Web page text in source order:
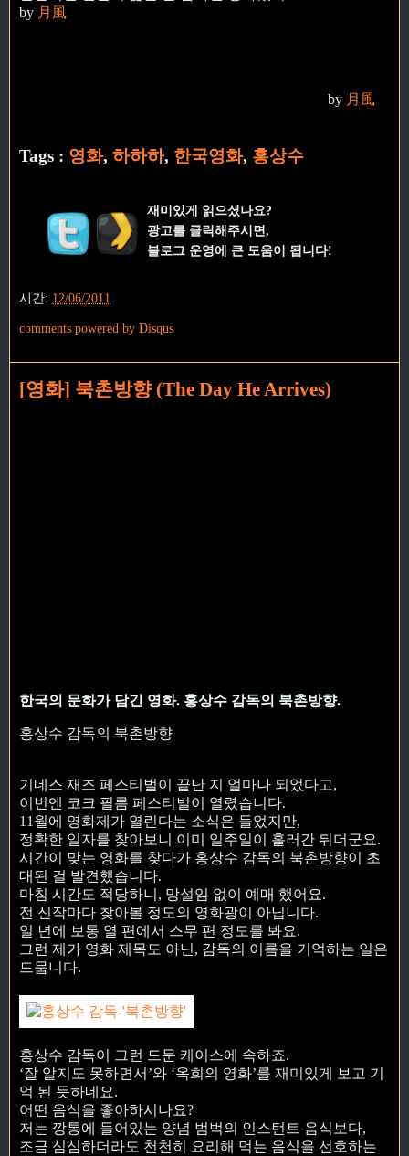
by 月風
by 月風
Tags : 영화, 하하하, 한국영화, 홍상수
재미있게 읽으셨나요?
광고를 클릭해주시면,
블로그 운영에 큰 도움이 됩니다!
시간: 12/06/2011
comments powered by Disqus
[영화] 북촌방향 (The Day He Arrives)
한국의 문화가 담긴 영화. 홍상수 감독의 북촌방향.
홍상수 감독의 북촌방향
기네스 재즈 페스티벌이 끝난 지 얼마나 되었다고,
이번엔 코크 필름 페스티벌이 열렸습니다.
11월에 영화제가 열린다는 소식은 들었지만,
정확한 일자를 찾아보니 이미 일주일이 흘러간 뒤더군요.
시간이 맞는 영화를 찾다가 홍상수 감독의 북촌방향이 초
대된 걸 발견했습니다.
마침 시간도 적당하니, 망설임 없이 예매 했어요.
전 신작마다 찾아볼 정도의 영화광이 아닙니다.
일 년에 보통 열 편에서 스무 편 정도를 봐요.
그런 제가 영화 제목도 아닌, 감독의 이름을 기억하는 일은
드뭅니다.
홍상수 감독이 그런 드문 케이스에 속하죠.
‘잘 알지도 못하면서’와 ‘옥희의 영화’를 재미있게 보고 기
억 된 듯하네요.
어떤 음식을 좋아하시나요?
저는 깡통에 들어있는 양념 범벅의 인스턴트 음식보다,
조금 심심하더라도 천천히 요리해 먹는 음식을 선호하는